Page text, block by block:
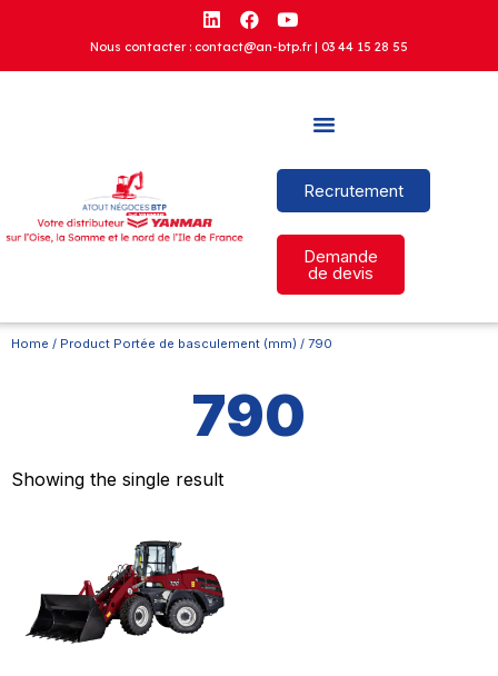
Nous contacter : contact@an-btp.fr | 03 44 15 28 55
Recrutement
Demande
de devis
Home / Product Portée de basculement (mm) / 790
790
Showing the single result